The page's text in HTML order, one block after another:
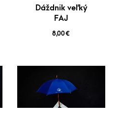
Dáždnik veľký
FAJ
8,00€